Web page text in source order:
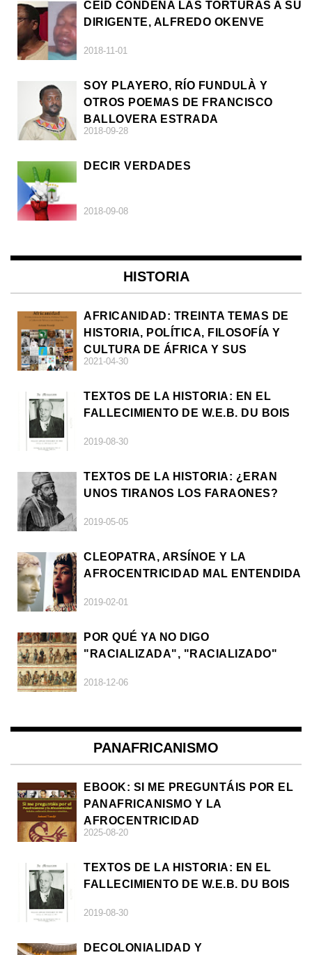
CEID CONDENA LAS TORTURAS A SU
DIRIGENTE, ALFREDO OKENVE
2018-11-01
SOY PLAYERO, RÍO FUNDULÀ Y
OTROS POEMAS DE FRANCISCO
BALLOVERA ESTRADA
2018-09-28
DECIR VERDADES
2018-09-08
HISTORIA
AFRICANIDAD: TREINTA TEMAS DE
HISTORIA, POLÍTICA, FILOSOFÍA Y
CULTURA DE ÁFRICA Y SUS
DIÁSPORAS
2021-04-30
TEXTOS DE LA HISTORIA: EN EL
FALLECIMIENTO DE W.E.B. DU BOIS
2019-08-30
TEXTOS DE LA HISTORIA: ¿ERAN
UNOS TIRANOS LOS FARAONES?
2019-05-05
CLEOPATRA, ARSÍNOE Y LA
AFROCENTRICIDAD MAL ENTENDIDA
2019-02-01
POR QUÉ YA NO DIGO
"RACIALIZADA", "RACIALIZADO"
2018-12-06
PANAFRICANISMO
EBOOK: SI ME PREGUNTÁIS POR EL
PANAFRICANISMO Y LA
AFROCENTRICIDAD
2025-08-20
TEXTOS DE LA HISTORIA: EN EL
FALLECIMIENTO DE W.E.B. DU BOIS
2019-08-30
DECOLONIALIDAD Y